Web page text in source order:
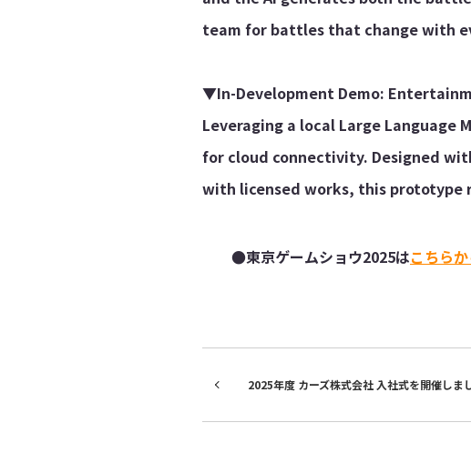
team for battles that change with
▼In-Development Demo:
Leveraging a local Large
for cloud connectivity. Designed
with licensed works, this
●東京ゲームショウ2025はこちらか
2025年度 カーズ株式会社 入社式を開催しま